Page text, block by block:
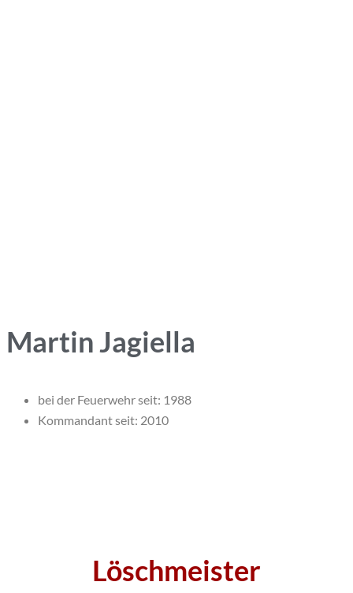
Martin Jagiella
bei der Feuerwehr seit: 1988
Kommandant seit: 2010
Löschmeister